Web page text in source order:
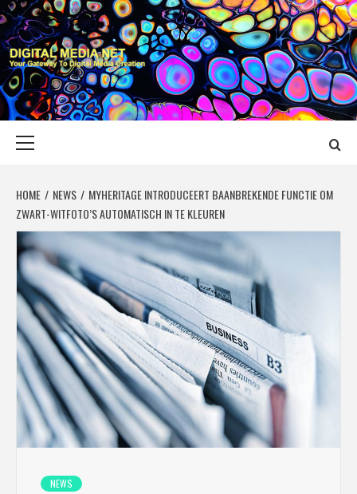
Skip
to
content
DIGITAL MEDIA
YOUR GATEWAY TO DIGITAL MEDIA CREATION
HOME NEWS
MYHERITAGE INTRODUCEERT BAANBREKENDE FUNCTIE OM
ZWART-WITFOTO’S AUTOMATISCH IN TE KLEUREN
NEWS